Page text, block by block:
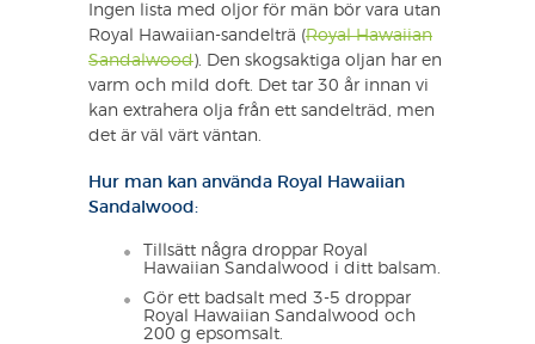
Ingen lista med oljor för män bör vara utan
Royal Hawaiian-sandelträ (Royal Hawaiian
Sandalwood). Den skogsaktiga oljan har en
varm och mild doft. Det tar 30 år innan vi
kan extrahera olja från ett sandelträd, men
det är väl värt väntan.
Hur man kan använda Royal Hawaiian
Sandalwood:
Tillsätt några droppar Royal
Hawaiian Sandalwood i ditt balsam.
Gör ett badsalt med 3-5 droppar
Royal Hawaiian Sandalwood och
200 g epsomsalt.